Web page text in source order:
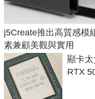
j5Create推出高質感模
素兼顧美觀與實用
顯卡
RTX